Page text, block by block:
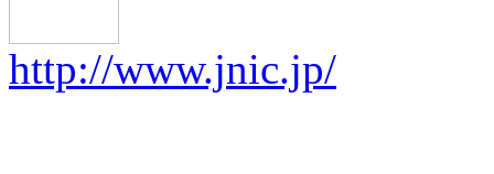
http://www.jnic.jp/